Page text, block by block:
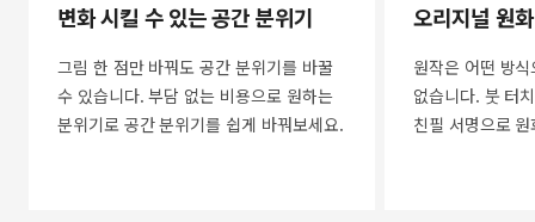
변화 시킬 수 있는 공간 분위기
그림 한 점만 바꿔도 공간 분위기를 바꿀
수 있습니다. 부담 없는 비용으로 원하는
분위기로 공간 분위기를 쉽게 바꿔보세요.
오리지널 원
원작은 어떤 방
없습니다. 붓 터
친필 서명으로